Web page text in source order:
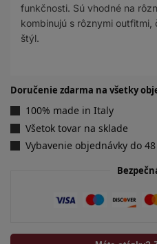
funkčnosti. Sú vhodné na
kombinujú s rôznymi outfitmi,
štýl.
Doručenie zdarma na všetky
100% made in Italy
Všetok tovar na sklade
Vybavenie objednávky do